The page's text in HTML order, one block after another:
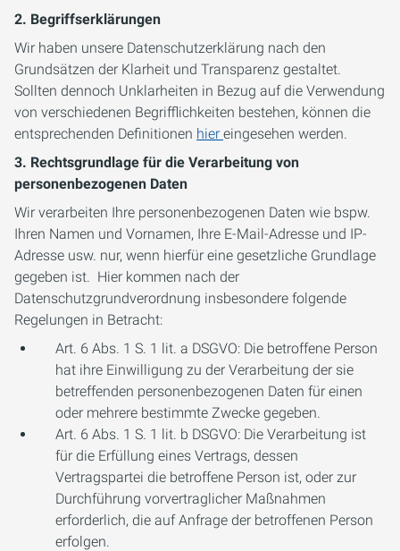
2. Begriffserklärungen
Wir haben unsere Datenschutzerklärung nach den
Grundsätzen der Klarheit und Transparenz gestaltet.
Sollten dennoch Unklarheiten in Bezug auf die Verwendung
von verschiedenen Begrifflichkeiten bestehen, können die
entsprechenden Definitionen hier eingesehen werden.
3. Rechtsgrundlage für die Verarbeitung von
personenbezogenen Daten
Wir verarbeiten Ihre personenbezogenen Daten wie bspw.
Ihren Namen und Vornamen, Ihre E-Mail-Adresse und IP-
Adresse usw. nur, wenn hierfür eine gesetzliche Grundlage
gegeben ist. Hier kommen nach der
Datenschutzgrundverordnung insbesondere folgende
Regelungen in Betracht:
Art. 6 Abs. 1 S. 1 lit. a DSGVO: Die betroffene Person
hat ihre Einwilligung zu der Verarbeitung der sie
betreffenden personenbezogenen Daten für einen
oder mehrere bestimmte Zwecke gegeben.
Art. 6 Abs. 1 S. 1 lit. b DSGVO: Die Verarbeitung ist
für die Erfüllung eines Vertrags, dessen
Vertragspartei die betroffene Person ist, oder zur
Durchführung vorvertraglicher Maßnahmen
erforderlich, die auf Anfrage der betroffenen Person
erfolgen.